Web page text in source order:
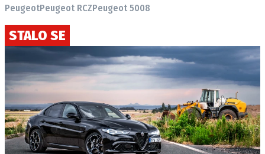
PeugeotPeugeot RCZPeugeot 5008
STALO SE